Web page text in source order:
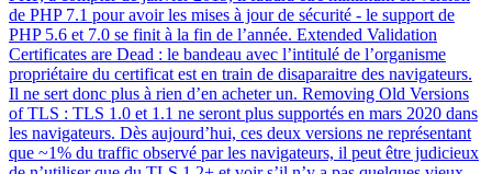
de PHP 7.1 pour avoir les mises à jour de sécurité - le support de
PHP 5.6 et 7.0 se finit à la fin de l’année. Extended Validation
Certificates are Dead : le bandeau avec l’intitulé de l’organisme
propriétaire du certificat est en train de disaparaitre des navigateurs.
Il ne sert donc plus à rien d’en acheter un. Removing Old Versions
of TLS : TLS 1.0 et 1.1 ne seront plus supportés en mars 2020 dans
les navigateurs. Dès aujourd’hui, ces deux versions ne représentant
que ~1% du traffic observé par les navigateurs, il peut être judicieux